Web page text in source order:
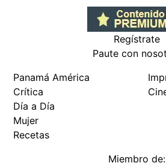
Regístrate
Paute con
Panamá América
Crítica
Día a Día
Mujer
Recetas
Miembro de: